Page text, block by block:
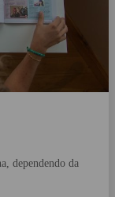
dependendo da